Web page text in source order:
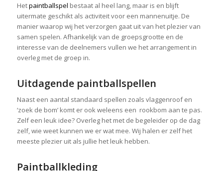
Hetpaintballspel bestaat al heel lang, maar is en blijft
uitermate geschikt als activiteit voor een mannenuitje. De
manier waarop wij het verzorgen gaat uit van het plezier van
samen spelen. Afhankelijk van de groepsgrootte en de
interesse van de deelnemers vullen we het arrangement in
overleg met de groep in.
Uitdagende paintballspellen
Naast een aantal standaard spellen zoals vlaggenroof en
‘zoek de bom’ komt er ook weleens een rookbom aan te pas.
Zelf een leuk idee? Overleg het met de begeleider op de dag
zelf, wie weet kunnen we er wat mee. Wij halen er zelf het
meeste plezier uit als jullie het leuk hebben.
Paintballkleding